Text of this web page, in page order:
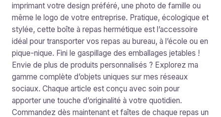
imprimant votre design préféré, une photo de famille ou
même le logo de votre entreprise. Pratique, écologique et
stylée, cette boîte à repas hermétique est l’accessoire
idéal pour transporter vos repas au bureau, à l’école ou en
pique-nique. Fini le gaspillage des emballages jetables !
Envie de plus de produits personnalisés ? Explorez ma
gamme complète d’objets uniques sur mes réseaux
sociaux. Chaque article est conçu avec soin pour
apporter une touche d’originalité à votre quotidien.
Commandez dès maintenant et faîtes de chaque repas un